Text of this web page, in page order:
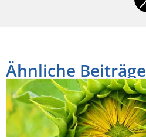
Ähnliche Beiträge